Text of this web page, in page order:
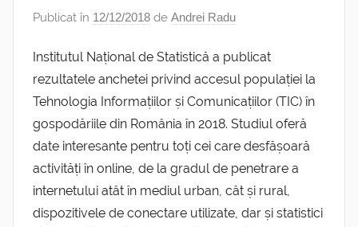
Publicat în 12/12/2018 de Andrei Radu
Institutul Național de Statistică a publicat
rezultatele anchetei privind accesul populației la
Tehnologia Informațiilor și Comunicațiilor (TIC) în
gospodăriile din România în 2018. Studiul oferă
date interesante pentru toți cei care desfășoară
activități în online, de la gradul de penetrare a
internetului atât în mediul urban, cât și rural,
dispozitivele de conectare utilizate, dar și statistici